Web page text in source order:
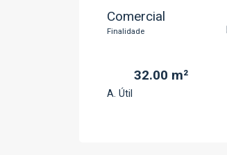
Comercial
Finalidade
32.00 m²
A. Útil